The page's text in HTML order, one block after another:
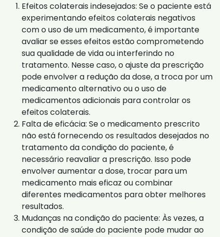
Efeitos colaterais indesejados: Se o paciente está
experimentando efeitos colaterais negativos
com o uso de um medicamento, é importante
avaliar se esses efeitos estão comprometendo
sua qualidade de vida ou interferindo no
tratamento. Nesse caso, o ajuste da prescrição
pode envolver a redução da dose, a troca por um
medicamento alternativo ou o uso de
medicamentos adicionais para controlar os
efeitos colaterais.
Falta de eficácia: Se o medicamento prescrito
não está fornecendo os resultados desejados no
tratamento da condição do paciente, é
necessário reavaliar a prescrição. Isso pode
envolver aumentar a dose, trocar para um
medicamento mais eficaz ou combinar
diferentes medicamentos para obter melhores
resultados.
Mudanças na condição do paciente: Às vezes, a
condição de saúde do paciente pode mudar ao